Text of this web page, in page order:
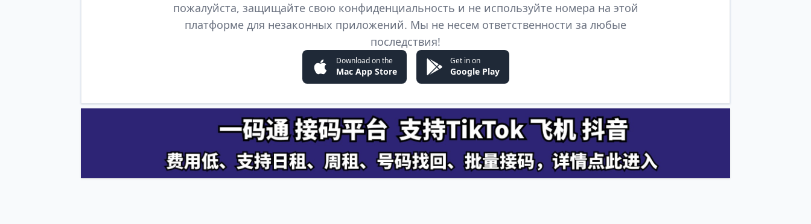
пожалуйста, защищайте свою конфиденциальность и не используйте номера на этой
платформе для незаконных приложений. Мы не несем ответственности за любые
последствия!
Download on the
Mac App Store
Get in on
Google Play